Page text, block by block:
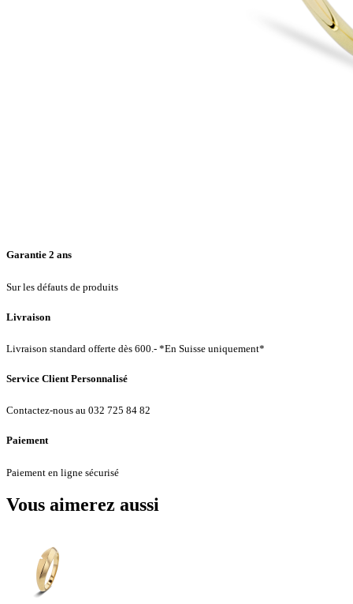
Garantie 2 ans
Sur les défauts de produits
Livraison
Livraison standard offerte dès 600.- *En Suisse uniquement*
Service Client Personnalisé
Contactez-nous au 032 725 84 82
Paiement
Paiement en ligne sécurisé
Vous aimerez aussi